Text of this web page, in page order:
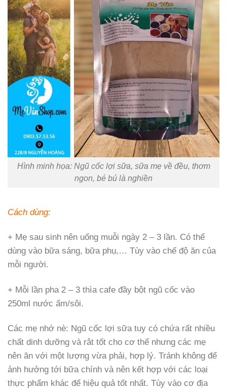
Hình minh họa: Ngũ cốc lợi sữa, sữa mẹ về đều, thơm
ngon, bé bú là nghiền
Cách dùng:
+ Mẹ sau sinh nên uống muỗi ngày 2 – 3 lần. Có thể
dùng vào bữa sáng, bữa phụ,… Tùy vào chế độ ăn của
mỗi người.
+ Mỗi lần pha 2 – 3 thìa cafe đầy bột ngũ cốc vào
250ml nước ấm/sôi.
Các mẹ nhớ nè: Ngũ cốc lợi sữa tuy có chứa rất nhiều
chất dinh dưỡng và rât tốt cho cơ thể nhưng các mẹ
nên ăn với một lượng vừa phải, hợp lý. Tránh không để
ảnh hưởng tới bữa chính và nên kết hợp với các loại
thực phẩm khác để hiệu quả tốt nhất. Tùy vào cơ địa